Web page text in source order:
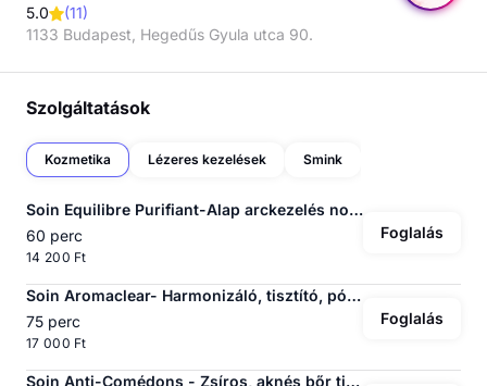
5.0 (11)
1133 Budapest, Hegedűs Gyula utca 90.
Szolgáltatások
Kozmetika Lézeres kezelések Smink
Soin Equilibre Purifiant-Alap arckezelés normál és zsíros bőrre
60 perc
14 200 Ft
Foglalás
Soin Aromaclear- Harmonizáló, tisztító, pórusösszehúzó, mattító kezelés aknés, szeborreás bőrre
75 perc
17 000 Ft
Foglalás
Soin Anti-Comédons - Zsíros, aknés bőr tisztító, harmonizáló kezelése